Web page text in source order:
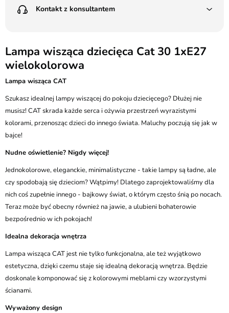
Poczta Polska Kurier 48H - 11 zł
(od 1000 zł dla gabarytów, nie dotyczy produktów 3m)
Pobranie:
Poczta Polska Kurier 48H - 16 zł
Przesyłka Gabarytowa - 35 zł
Kontakt z konsultantem
Batalionów Chłopskich 12, 94-058 Łódź
506 336 320
kontakt@ledstyl.pl
Lampa wisząca dziecięca Cat 30 1xE27
wielokolorowa
Lampa wisząca CAT
Szukasz idealnej lampy wiszącej do pokoju dziecięcego? Dłużej nie
musisz! CAT skrada każde serca i ożywia przestrzeń wyrazistymi
kolorami, przenosząc dzieci do innego świata. Maluchy poczują się jak w
bajce!
Nudne oświetlenie? Nigdy więcej!
Jednokolorowe, eleganckie, minimalistyczne - takie lampy są ładne, ale
czy spodobają się dzieciom? Wątpimy! Dlatego zaprojektowaliśmy dla
nich coś zupełnie innego - bajkowy świat, o którym często śnią po nocach.
Teraz może być obecny również na jawie, a ulubieni bohaterowie
bezpośrednio w ich pokojach!
Idealna dekoracja wnętrza
Lampa wisząca CAT jest nie tylko funkcjonalna, ale też wyjątkowo
estetyczna, dzięki czemu staje się idealną dekoracją wnętrza. Będzie
doskonale komponować się z kolorowymi meblami czy wzorzystymi
ścianami.
Wyważony design